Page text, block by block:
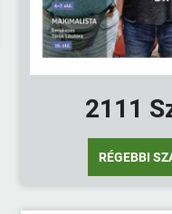
2111
RÉGEBBI